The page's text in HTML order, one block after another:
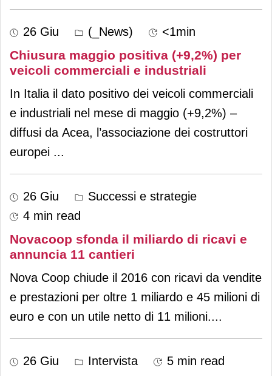
26 Giu (_News) <1min
Chiusura maggio positiva (+9,2%) per
veicoli commerciali e industriali
In Italia il dato positivo dei veicoli commerciali
e industriali nel mese di maggio (+9,2%) –
diffusi da Acea, l’associazione dei costruttori
europei ...
26 Giu
Successi e strategie
4 min read
Novacoop sfonda il miliardo di ricavi e
annuncia 11 cantieri
Nova Coop chiude il 2016 con ricavi da vendite
e prestazioni per oltre 1 miliardo e 45 milioni di
euro e con un utile netto di 11 milioni....
26 Giu Intervista 5 min read